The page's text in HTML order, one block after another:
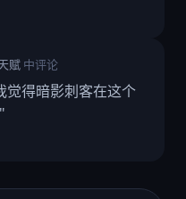
赋 中评论
觉得暗影刺客在这个